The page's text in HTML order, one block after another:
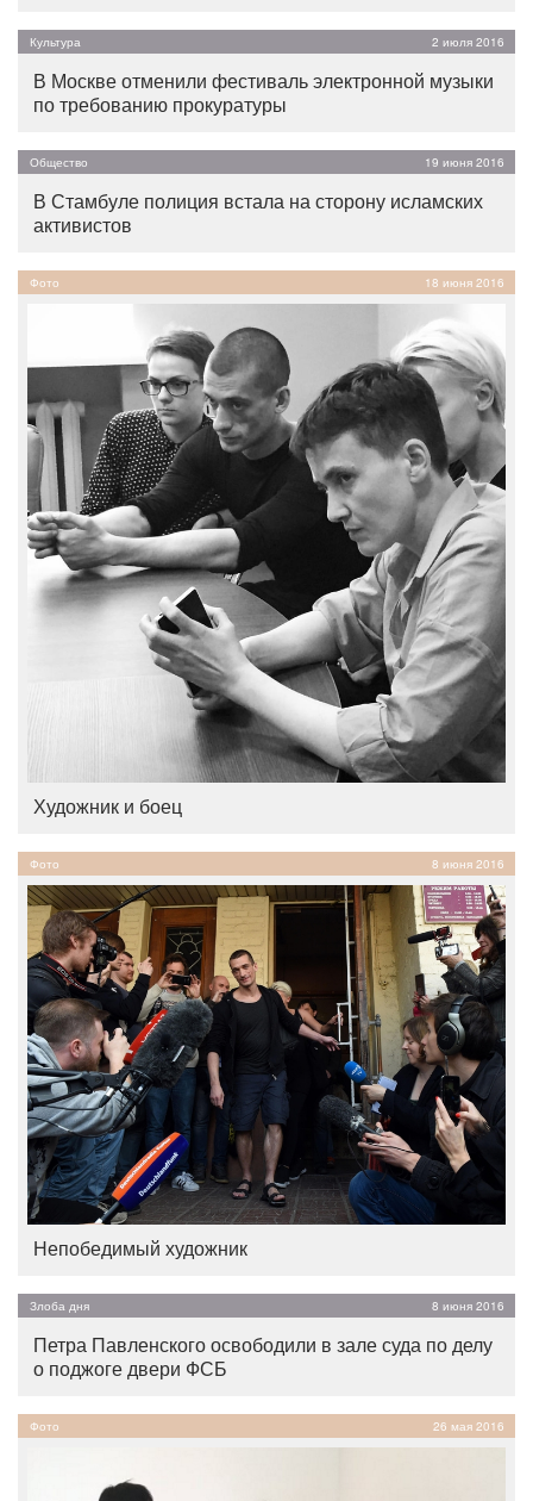
Культура 2 июля 2016
В Москве отменили фестиваль электронной музыки
по требованию прокуратуры
Общество 19 июня 2016
В Стамбуле полиция встала на сторону исламских
активистов
Фото 18 июня 2016
Художник и боец
Фото 8 июня 2016
Непобедимый художник
Злоба дня 8 июня 2016
Петра Павленского освободили в зале суда по делу
о поджоге двери ФСБ
Фото 26 мая 2016